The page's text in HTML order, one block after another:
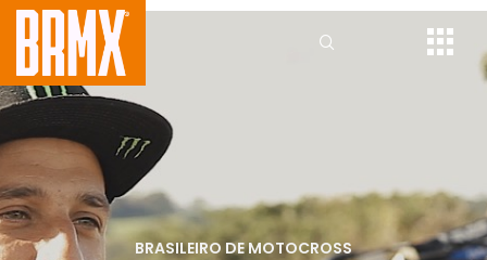
BRASILEIRO DE MOTOCROSS